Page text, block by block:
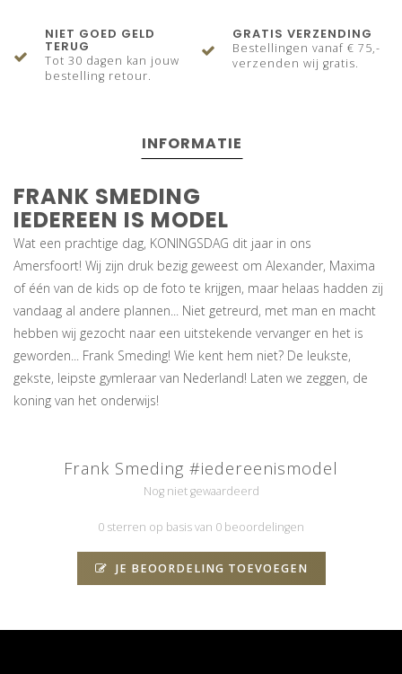
NIET GOED GELD
TERUG
Tot 30 dagen kan jouw
bestelling retour.
GRATIS VERZENDING
Bestellingen vanaf € 75,-
verzenden wij gratis.
INFORMATIE
FRANK SMEDING
IEDEREEN IS MODEL
Wat een prachtige dag, KONINGSDAG dit jaar in ons
Amersfoort! Wij zijn druk bezig geweest om Alexander, Maxima
of één van de kids op de foto te krijgen, maar helaas hadden zij
vandaag al andere plannen... Niet getreurd, met man en macht
hebben wij gezocht naar een uitstekende vervanger en het is
geworden... Frank Smeding! Wie kent hem niet? De leukste,
gekste, leipste gymleraar van Nederland! Laten we zeggen, de
koning van het onderwijs!
Frank Smeding #iedereenismodel
Nog niet gewaardeerd
0 sterren op basis van 0 beoordelingen
JE BEOORDELING TOEVOEGEN